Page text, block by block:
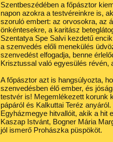
Szentbeszédében a főpásztor
napon azokra a testvéreinkre is,
szoruló embert: az orvosokra, az
önkéntesekre, a karitász
Szentatya Spe Salvi kezdetű
a szenvedés előli menekülés
szenvedést elfogadja, benne
Krisztussal való egyesülés révén,
A főpásztor azt is hangsúlyozta,
szenvedésben élő ember, és
testvér is! Megemlékezett korunk
pápáról és Kalkuttai Teréz
Egyházmegye hitvallóit, akik a hit
Kaszap Istvánt, Bogner Mária
jól ismerő Prohászka püspököt.